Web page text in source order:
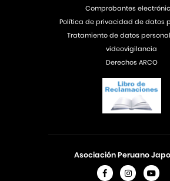
Asociación Peruano
Comprobantes
Política de privacidad de datos
Tratamiento de datos
videovigilancia
Derechos ARCO